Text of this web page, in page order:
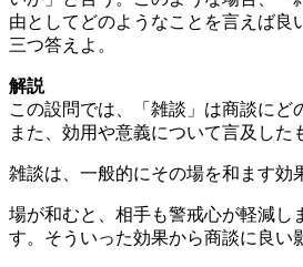
由としてどのようなことを言えば良
三つ答えよ。
解説
この設問では、「雑談」は商談にど
また、効用や意義について言及した
雑談は、一般的にその場を和ます効
場が和むと、相手も警戒心が軽減し
す。そういった効果から商談に良い